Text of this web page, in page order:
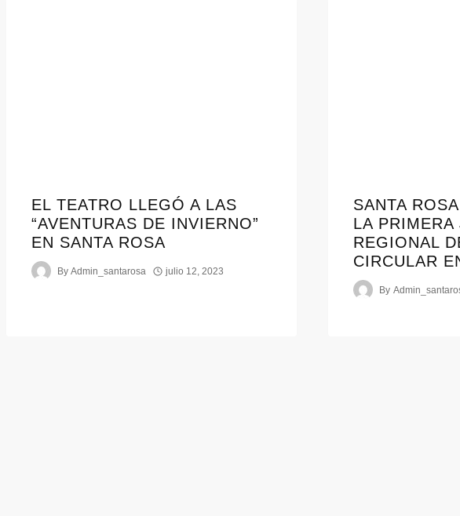
EL TEATRO LLEGÓ A LAS
“AVENTURAS DE INVIERNO”
EN SANTA ROSA
By Admin_santarosa julio 12, 2023
SANTA
LA PRIMERA
REGIONAL
CIRCULAR
By